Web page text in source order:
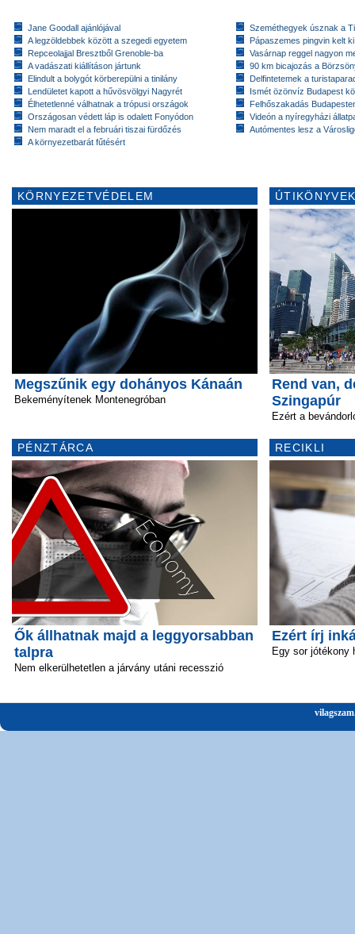
Jane Goodall ajánlójával
A legzöldebbek között a szegedi egyetem
Repceolajjal Bresztből Grenoble-ba
A vadászati kiállításon jártunk
Elindult a bolygót körberepülni a tinilány
Lendületet kapott a hűvösvölgyi Nagyrét
Élhetetlenné válhatnak a trópusi országok
Országosan védett láp is odalett Fonyódon
Nem maradt el a februári tiszai fürdőzés
A környezetbarát fűtésért
Szeméthegyek úsznak a
Pápaszemes pingvin kelt
Vasárnap reggel nagyon
90 km bicajozás a
Delfintetemek a
Ismét özönvíz Budapest
Felhőszakadás
Videón a nyíregyházi
Autómentes lesz a
KÖRNYEZETVÉDELEM
Megszűnik egy dohányos Kánaán
Bekeményítenek Montenegróban
PÉNZTÁRCA
Ők állhatnak majd a leggyorsabban
talpra
Nem elkerülhetetlen a járvány utáni recesszió
Rend van,
Szingapúr
Ezért a
RECIKLI
Ezért írj
Egy sor jótékony